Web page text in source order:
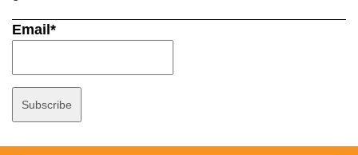
Email*